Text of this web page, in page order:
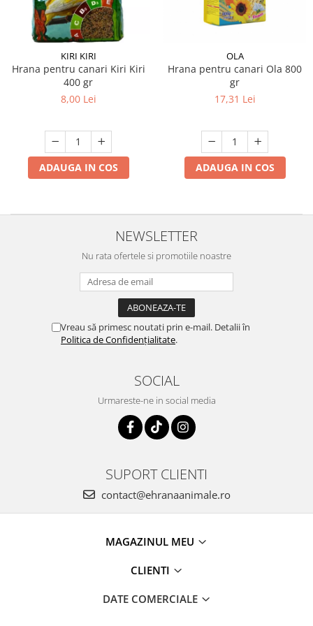
KIRI KIRI
Hrana pentru canari Kiri Kiri
400 gr
8,00 Lei
ADAUGA IN COS
OLA
Hrana pentru canari Ola 800
gr
17,31 Lei
ADAUGA IN COS
NEWSLETTER
Nu rata ofertele si promotiile noastre
Vreau să primesc noutati prin e-mail. Detalii în
Politica de Confidențialitate.
SOCIAL
Urmareste-ne in social media
SUPORT CLIENTI
contact@ehranaanimale.ro
MAGAZINUL MEU
CLIENTI
DATE COMERCIALE